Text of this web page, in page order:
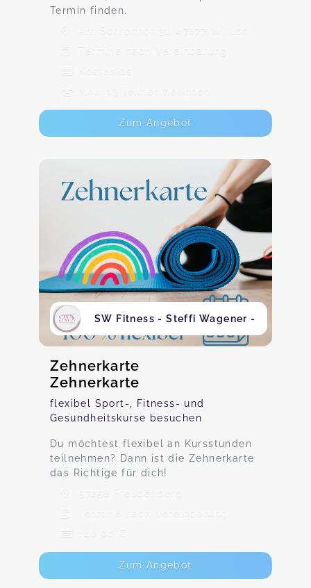
Termin finden.
Am Schronhof 31, 47877 Willich
Termine nach Vereinbarung
Max. 13 TeilnehmerInnen
Zum Angebot
SW Fitness - Steffi Wagener -
Zehnerkarte
Zehnerkarte
flexibel Sport-, Fitness- und
Gesundheitskurse besuchen
Du möchtest flexibel an Kursstunden
teilnehmen? Dann ist die Zehnerkarte
das Richtige für dich!
57258 Freudenberg
Termine nach Vereinbarung
140,00 €
Zum Angebot